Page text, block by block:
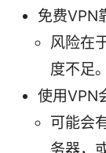
免费VPN
风险在
度不足。
使用VPN
可能会